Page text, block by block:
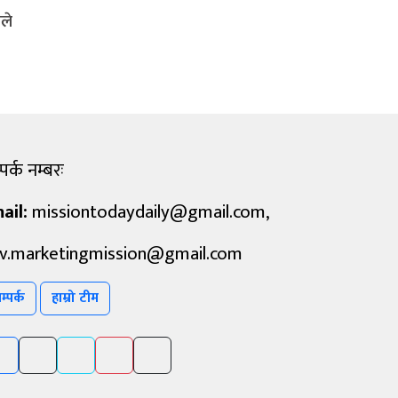
नम्बरः
missiontodaydaily@gmail.com,
हाम्रो टीम